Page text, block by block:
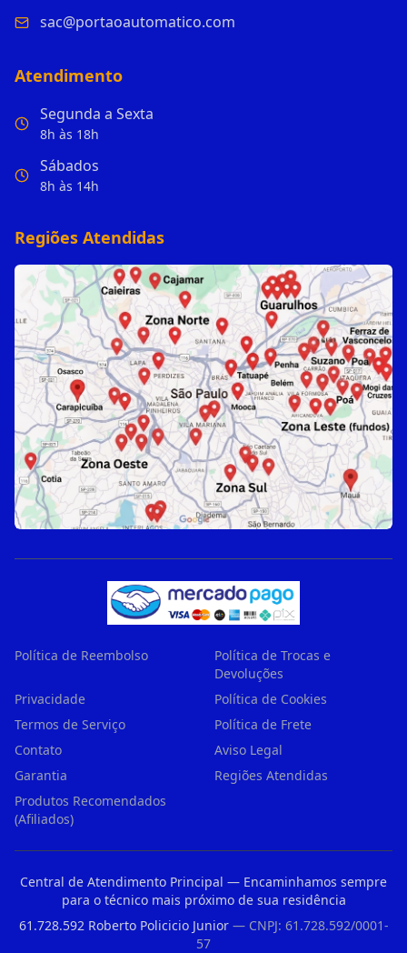
sac@portaoautomatico.com
Atendimento
Segunda a Sexta
8h às 18h
Sábados
8h às 14h
Regiões Atendidas
Política de Reembolso
Política de Trocas e
Devoluções
Privacidade
Política de Cookies
Termos de Serviço
Política de Frete
Contato
Aviso Legal
Garantia
Regiões Atendidas
Produtos Recomendados
(Afiliados)
Central de Atendimento Principal — Encaminhamos sempre
para o técnico mais próximo de sua residência
61.728.592 Roberto Policicio Junior— CNPJ: 61.728.592/0001-
57